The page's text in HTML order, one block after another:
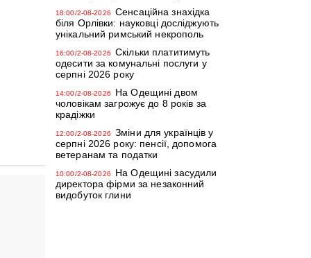
18:00/2-08-2026
Сенсаційна знахідка
біля Орлівки: науковці досліджують
унікальний римський некрополь
16:00/2-08-2026
Скільки платитимуть
одесити за комунальні послуги у
серпні 2026 року
14:00/2-08-2026
На Одещині двом
чоловікам загрожує до 8 років за
крадіжки
12:00/2-08-2026
Зміни для українців у
серпні 2026 року: пенсії, допомога
ветеранам та податки
10:00/2-08-2026
На Одещині засудили
директора фірми за незаконний
видобуток глини